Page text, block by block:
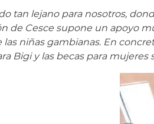
tan lejano para nosotros,
de Cesce supone un apoyo
niñas gambianas. En
Bigi y las becas para mujeres